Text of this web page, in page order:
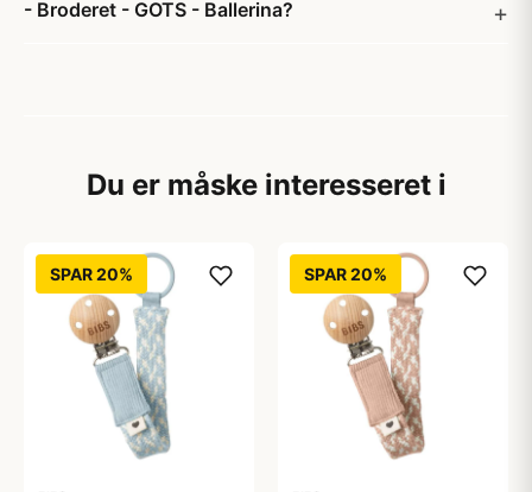
- Broderet - GOTS - Ballerina?
Du er måske interesseret i
SPAR 20% SPAR 20%